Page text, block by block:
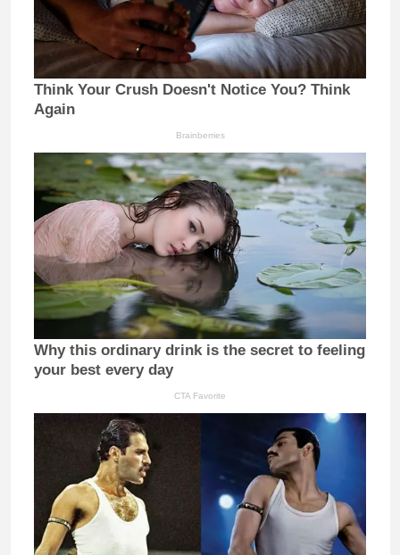
Think Your Crush Doesn't Notice You? Think
Again
Brainberries
Why this ordinary drink is the secret to feeling
your best every day
CTA Favorite